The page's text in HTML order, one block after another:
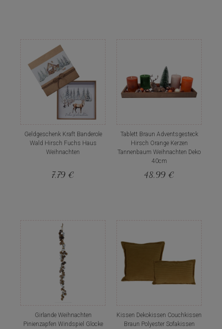
Geldgeschenk Kraft Banderole
Wald Hirsch Fuchs Haus
Weihnachten
7,79 €
Tablett Braun Adventsgesteck
Hirsch Orange Kerzen
Tannenbaum Weihnachten Deko
40cm
48,99 €
Girlande Weihnachten
Pinienzapfen Windspiel Glocke
Kissen Dekokissen Couchkissen
Braun Polyester Sofakissen